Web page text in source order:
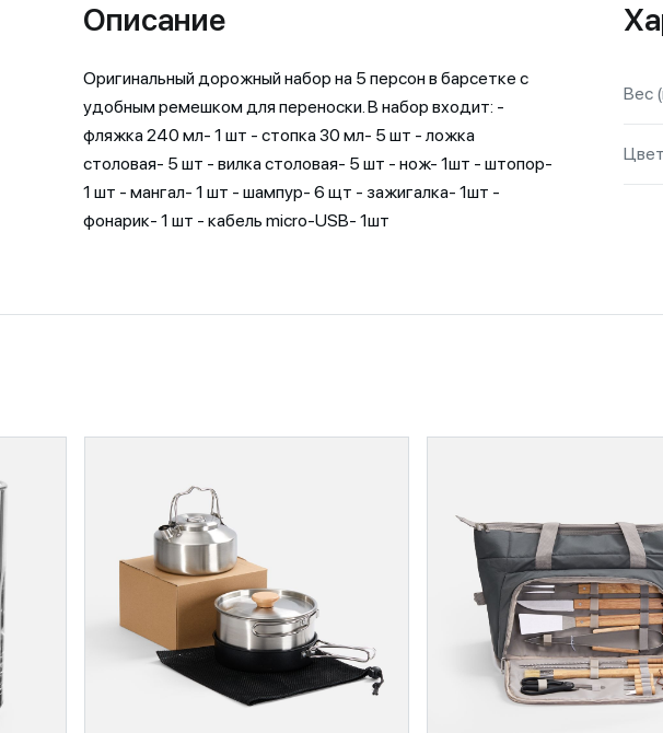
Описание
Оригинальный дорожный набор на 5 персон в барсетке с
удобным ремешком для переноски. В набор входит: -
фляжка 240 мл- 1 шт - стопка 30 мл- 5 шт - ложка
столовая- 5 шт - вилка столовая- 5 шт - нож- 1шт - штопор-
1 шт - мангал- 1 шт - шампур- 6 щт - зажигалка- 1шт -
фонарик- 1 шт - кабель micro-USB- 1шт
Вес